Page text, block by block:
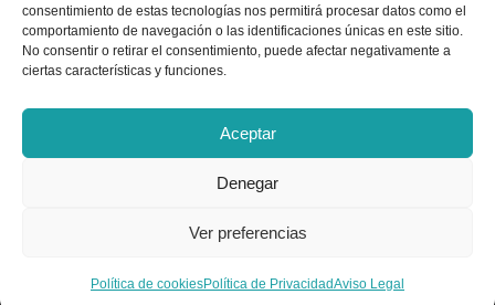
consentimiento de estas tecnologías nos permitirá procesar datos como el
comportamiento de navegación o las identificaciones únicas en este sitio.
No consentir o retirar el consentimiento, puede afectar negativamente a
ciertas características y funciones.
Aceptar
Denegar
Ver preferencias
Política de cookiesPolítica de PrivacidadAviso Legal
TINTE